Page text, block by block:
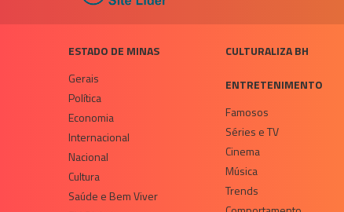
ESTADO DE MINAS
Gerais
Política
Economia
Internacional
Nacional
Cultura
Saúde e Bem Viver
CULTURALIZA BH
ENTRETENIMENTO
Famosos
Séries e TV
Cinema
Música
Trends